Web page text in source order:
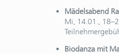
Mädelsabend
Mi, 14.01.,
Biodanza mit